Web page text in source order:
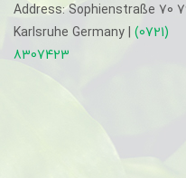
Address: Sophienstraße 70
Karlsruhe Germany | (0721)
8307423